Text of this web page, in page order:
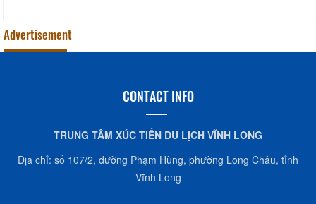
Advertisement
CONTACT INFO
TRUNG TÂM XÚC TIẾN DU LỊCH VĨNH LONG
Địa chỉ: số 107/2, đường Phạm Hùng, phường Long Châu, tỉnh
Vĩnh Long